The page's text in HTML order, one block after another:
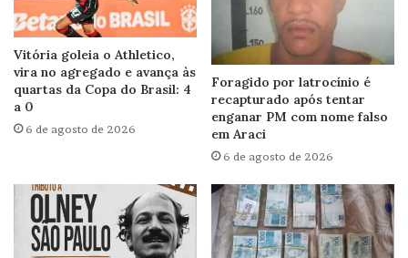
Vitória goleia o Athletico,
vira no agregado e avança às
quartas da Copa do Brasil: 4
a 0
6 de agosto de 2026
Foragido por latrocínio é
recapturado após tentar
enganar PM com nome falso
em Araci
6 de agosto de 2026